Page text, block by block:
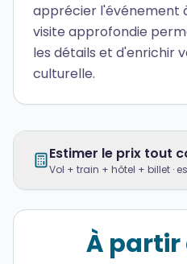
apprécier l'événement
visite approfondie
les détails et d'enrichir
culturelle.
Estimer le prix tout
Vol + train + hôtel + billet ·
À partir